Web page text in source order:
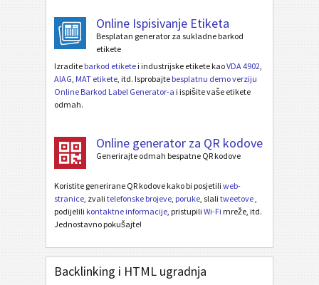
Online Ispisivanje Etiketa
Besplatan generator za sukladne barkod
etikete
Izradite barkod etikete i industrijske etikete kaoVDA 4902
AIAG MAT etikete , itd. Isprobajte besplatnu demo verziju
Online Barkod Label Generator-a i ispišite vaše etikete
odmah.
Online generator za QR kodove
Generirajte odmah bespatne QR kodove
Koristite generirane QR kodove kako bi posjetili web-
stranice , zvali telefonske brojeve poruke , slali tweetove
podijelili kontaktne informacije , pristupili Wi-Fi mreže, itd.
Jednostavno pokušajte!
Backlinking i HTML ugradnja